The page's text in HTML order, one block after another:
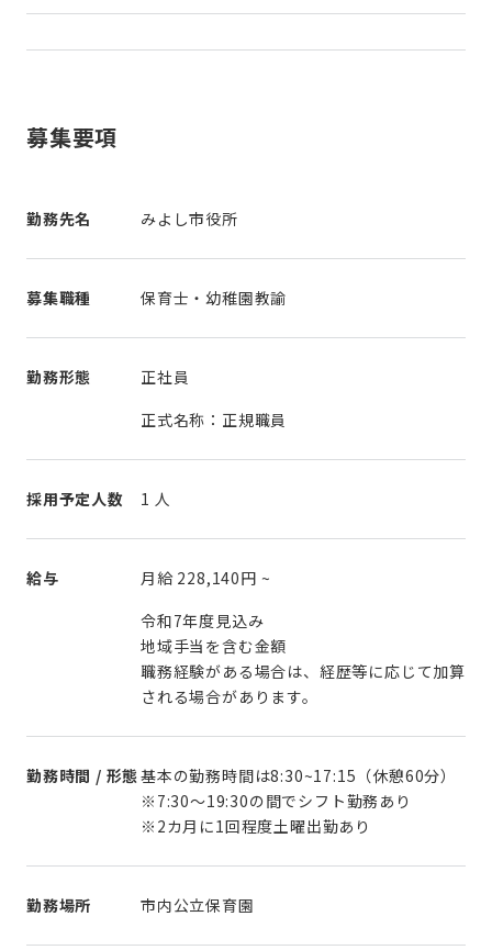
募集要項
勤務先名 みよし市役所
募集職種 保育士・幼稚園教諭
勤務形態
正社員
正式名称：正規職員
採用予定人数 1 人
給与 月給 228,140円 ~
令和7年度見込み
地域手当を含む金額
職務経験がある場合は、経歴等に応じて加算
される場合があります。
勤務時間 / 形態基本の勤務時間は8:30~17:15（休憩60分）
※7:30～19:30の間でシフト勤務あり
※2カ月に1回程度土曜出勤あり
勤務場所 市内公立保育園